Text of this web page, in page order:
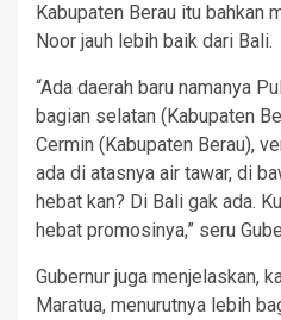
Kabupaten Berau itu bahkan
Noor jauh lebih baik dari Bali.
“Ada daerah baru namanya
bagian selatan (Kabupaten
Cermin (Kabupaten Berau),
ada di atasnya air tawar, di
hebat kan? Di Bali gak ada.
hebat promosinya,” seru
Gubernur juga menjelaskan,
Maratua, menurutnya lebih